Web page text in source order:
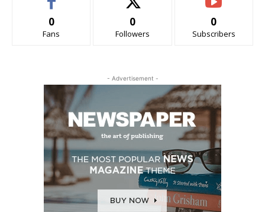
0
Fans
0
Followers
0
Subscribers
- Advertisement -